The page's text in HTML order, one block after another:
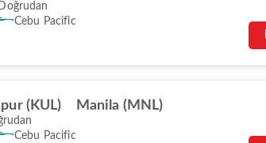
Doğrudan
Cebu Pacific
(KUL) Manila (MNL)
Cebu Pacific